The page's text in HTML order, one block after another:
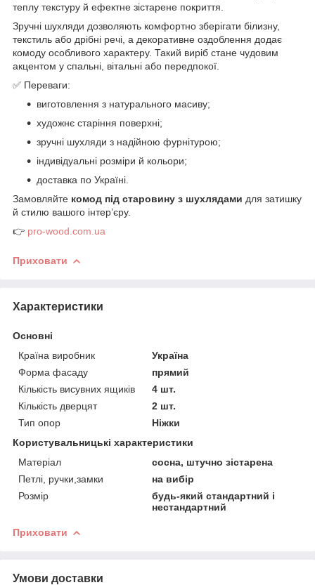
теплу текстуру й ефектне зістарене покриття.
Зручні шухляди дозволяють комфортно зберігати білизну,
текстиль або дрібні речі, а декоративне оздоблення додає
комоду особливого характеру. Такий виріб стане чудовим
акцентом у спальні, вітальні або передпокої.
✅ Переваги:
виготовлення з натурального масиву;
художнє старіння поверхні;
зручні шухляди з надійною фурнітурою;
індивідуальні розміри й кольори;
доставка по Україні.
Замовляйте комод під старовину з шухлядами для затишку
й стилю вашого інтер’єру.
👉 pro-wood.com.ua
Приховати
Характеристики
Основні
Країна виробник
Україна
Форма фасаду
прямий
Кількість висувних ящиків
4 шт.
Кількість дверцят
2 шт.
Тип опор
Ніжки
Користувальницькі характеристики
Матеріал
сосна, штучно зістарена
Петлі, ручки,замки
на вибір
Розмір
будь-який стандартний і
нестандартний
Приховати
Умови доставки